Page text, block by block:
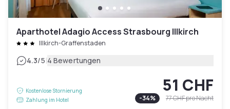
Aparthotel Adagio Access Strasbourg Illkirch
Illkirch-Graffenstaden
4.3/5|4 Bewertungen
Kostenlose Stornierung
Zahlung im Hotel
51 CHF
-34% 77 CHFpro Nacht